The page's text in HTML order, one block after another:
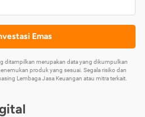
Emas
ditampilkan merupakan data yang dikumpulkan
produk yang sesuai. Segala risiko dan
Lembaga Jasa Keuangan atau mitra terkait.